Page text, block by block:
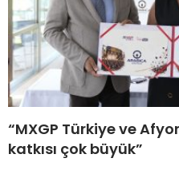
“MXGP Türkiye ve
katkısı çok büyük”